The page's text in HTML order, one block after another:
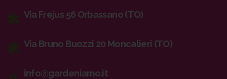
Via Frejus 56 Orbassano (TO)
Via Bruno Buozzi 20 Moncalieri (TO)
info@gardeniamo.it